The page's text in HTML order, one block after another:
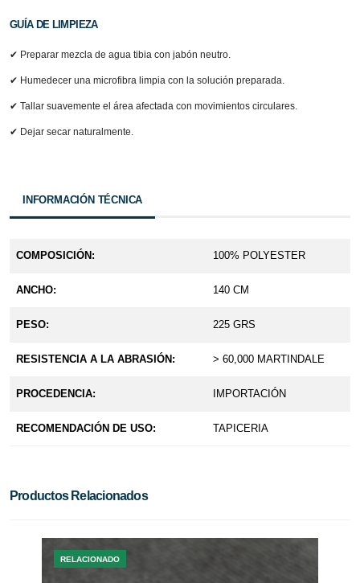
GUÍA DE LIMPIEZA
✔ Preparar mezcla de agua tibia con jabón neutro.
✔ Humedecer una microfibra limpia con la solución preparada.
✔ Tallar suavemente el área afectada con movimientos circulares.
✔ Dejar secar naturalmente.
INFORMACIÓN TÉCNICA
COMPOSICIÓN: 100% POLYESTER
ANCHO: 140 CM
PESO: 225 GRS
RESISTENCIA A LA ABRASIÓN: > 60,000 MARTINDALE
PROCEDENCIA: IMPORTACIÓN
RECOMENDACIÓN DE USO: TAPICERIA
Productos Relacionados
RELACIONADO